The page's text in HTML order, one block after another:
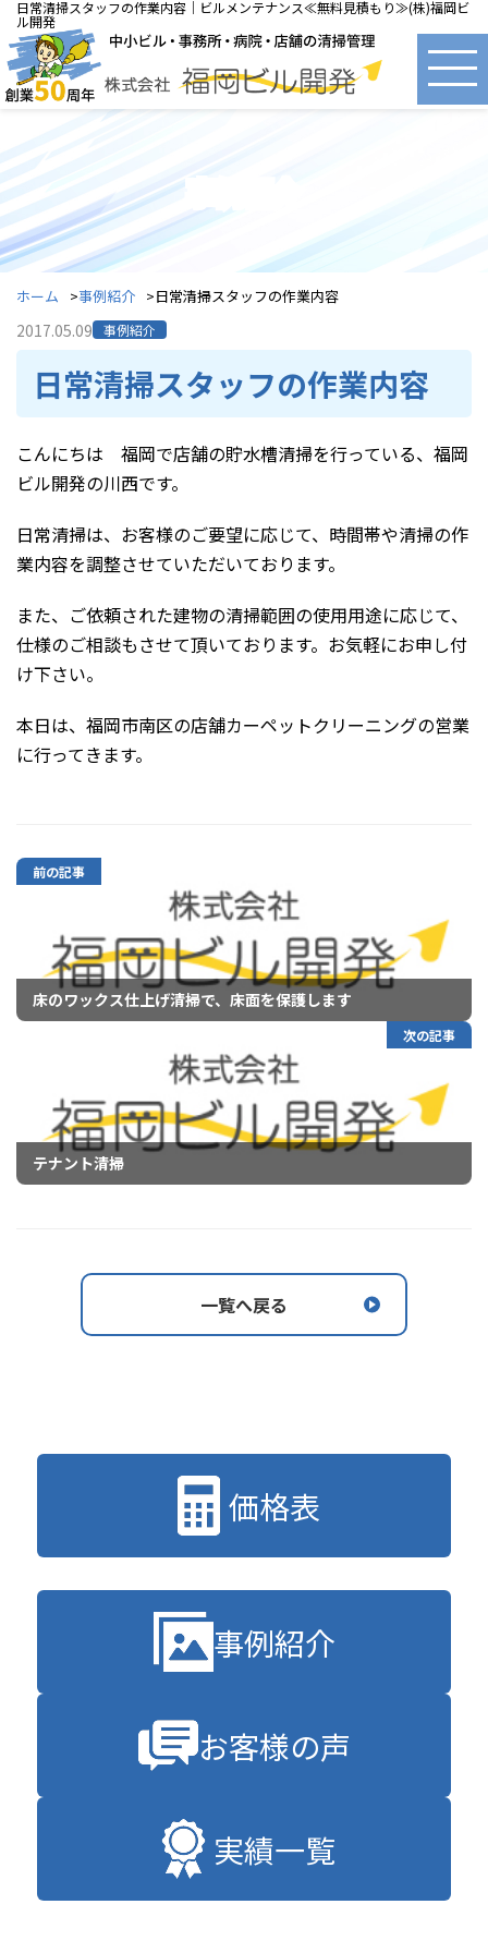
日常清掃スタッフの作業内容｜ビルメンテナンス≪無料見積もり≫(株)福岡ビ
ル開発
事例紹介
ホーム 事例紹介 日常清掃スタッフの作業内容
2017.05.09 事例紹介
日常清掃スタッフの作業内容
こんにちは 福岡で店舗の貯水槽清掃を行っている、福岡
ビル開発の川西です。
日常清掃は、お客様のご要望に応じて、時間帯や清掃の作
業内容を調整させていただいております。
また、ご依頼された建物の清掃範囲の使用用途に応じて、
仕様のご相談もさせて頂いております。お気軽にお申し付
け下さい。
本日は、福岡市南区の店舗カーペットクリーニングの営業
に行ってきます。
前の記事
床のワックス仕上げ清掃で、床面を保護します
次の記事
テナント清掃
一覧へ戻る
価格表
事例紹介
お客様の声
実績一覧